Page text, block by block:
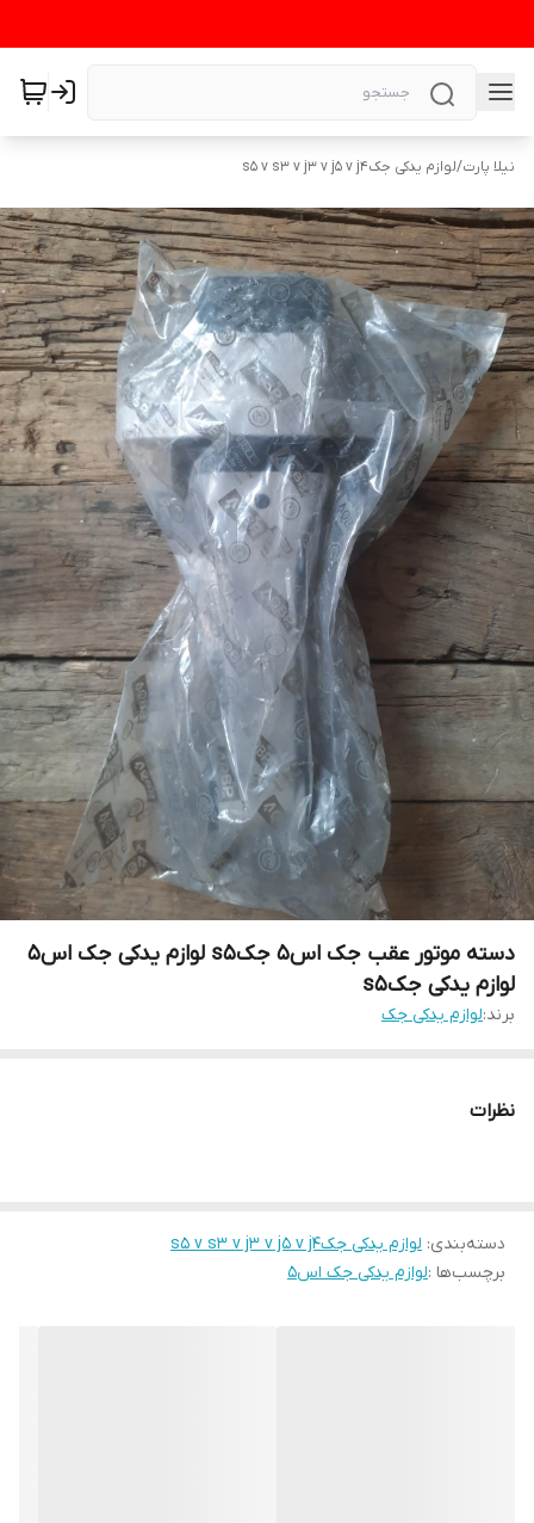
نیلا پارت/لوازم یدکی جکs5 v s3 v j3 v j5 v j4
دسته موتور عقب جک اس۵ جکs5 لوازم یدکی جک اس۵
لوازم یدکی جکs5
برند:لوازم یدکی جک
نظرات
دسته‌بندی: لوازم یدکی جکs5 v s3 v j3 v j5 v j4
برچسب‌ها :لوازم یدکی جک اس۵